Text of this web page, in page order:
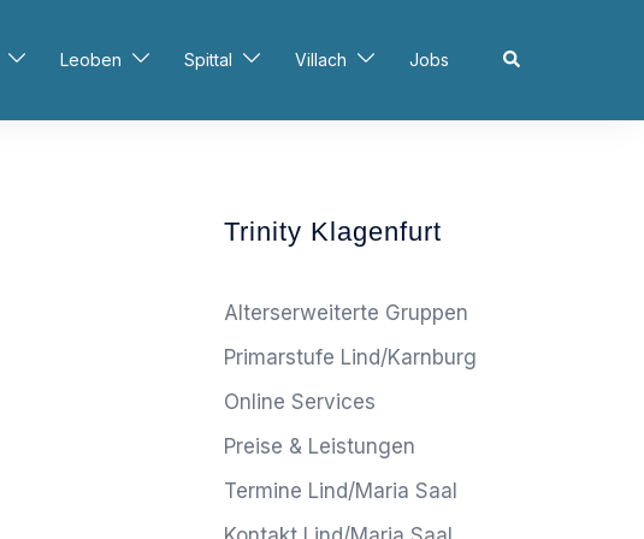
Leoben Spittal Villach Jobs Search
Trinity Klagenfurt
Alterserweiterte Gruppen
Primarstufe Lind/Karnburg
Online Services
Preise & Leistungen
Termine Lind/Maria Saal